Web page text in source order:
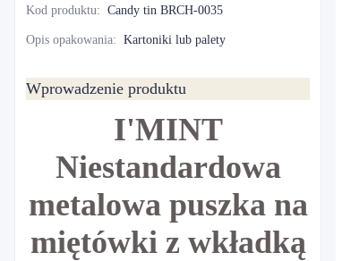
Kod produktu: Candy tin BRCH-0035
Opis opakowania: Kartoniki lub palety
Wprowadzenie produktu
I'MINT
Niestandardowa
metalowa puszka na
miętówki z wkładką